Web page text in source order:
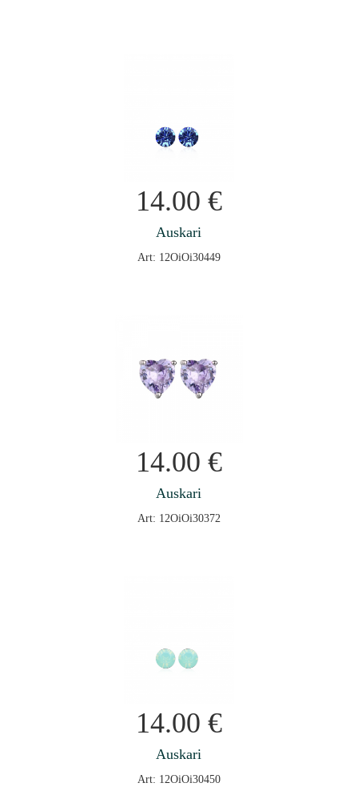
14.00 €
Auskari
Art: 12OiOi30449
14.00 €
Auskari
Art: 12OiOi30372
14.00 €
Auskari
Art: 12OiOi30450